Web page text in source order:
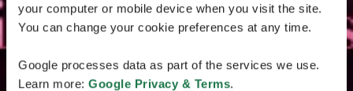
your computer or mobile device when you visit the site.
You can change your cookie preferences at any time.
Google processes data as part of the services we use.
Learn more: Google Privacy & Terms.